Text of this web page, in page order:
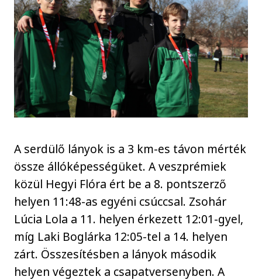
A serdülő lányok is a 3 km-es távon mérték
össze állóképességüket. A veszprémiek
közül Hegyi Flóra ért be a 8. pontszerző
helyen 11:48-as egyéni csúccsal. Zsohár
Lúcia Lola a 11. helyen érkezett 12:01-gyel,
míg Laki Boglárka 12:05-tel a 14. helyen
zárt. Összesítésben a lányok második
helyen végeztek a csapatversenyben. A